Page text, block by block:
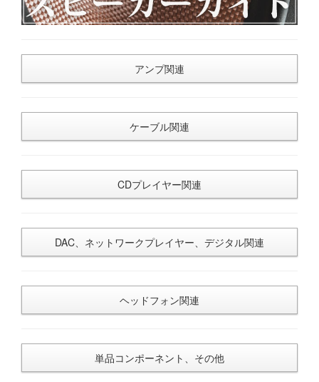
アンプ関連
ケーブル関連
CDプレイヤー関連
DAC、ネットワークプレイヤー、デジタル関連
ヘッドフォン関連
単品コンポーネント、その他